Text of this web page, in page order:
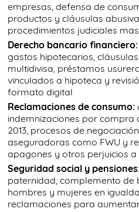
empresas, defensa de
productos y cláusulas
procedimientos judiciales
Derecho bancario financiero:
gastos hipotecarios,
multidivisa, préstamos
vinculados a hipoteca y
formato digital
Reclamaciones de consumo:
indemnizaciones por compra
2013, procesos de
aseguradoras como FWU y
apagones y otros perjuicios a
Seguridad social y
paternidad, complemento de
hombres y mujeres en
reclamaciones para